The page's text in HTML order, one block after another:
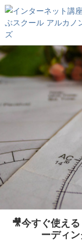
🎥今すぐ使え
ーディン